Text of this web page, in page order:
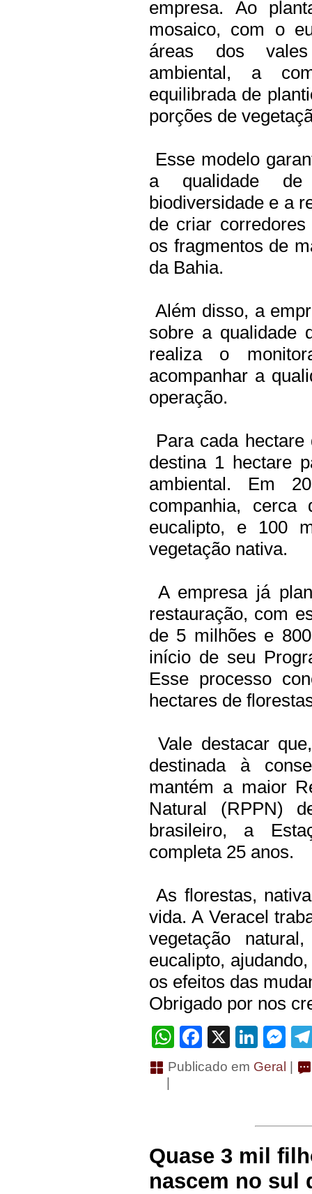
empresa. Ao
mosaico, com o
áreas dos
ambiental, a
equilibrada de
porções de
Esse modelo
a qualidade
biodiversidade e a
de criar
os fragmentos de
da Bahia.
Além disso, a
sobre a qualidade
realiza o
acompanhar a
operação.
Para cada
destina 1 hectare
ambiental. Em
companhia,
eucalipto, e 100
vegetação nativa.
A empresa já
restauração, com
de 5 milhões e
início de seu
Esse processo
hectares de
Vale destacar
destinada à
mantém a maior
Natural (RPPN)
brasileiro, a
completa 25 anos.
As florestas,
vida. A Veracel
vegetação
eucalipto,
os efeitos das
Obrigado por nos
WhatsApp
Facebook
X
Publicado em Geral
Quase 3 mil
nascem no sul